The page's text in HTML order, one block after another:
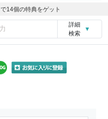
で14個の特典をゲット
詳細
検索
▼